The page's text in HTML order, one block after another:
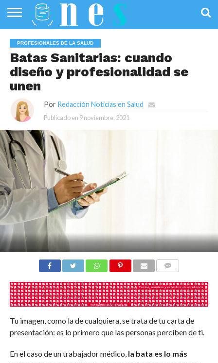
PÚBLICA
SANIDAD
INVESTIGACIÓN
ENTREVISTAS
PROFESIONALES
DE LA SALUD
INFOGRAFÍAS
DE SALUD
OPINIÓN
PROFESIONALES DE LA SALUD
Batas Sanitarias: cuando
diseño y profesionalidad se
unen
Por Redacción Noticias en Salud
Publicado en 9 noviembre, 2021
Tu imagen, como la de cualquiera, se trata de tu carta de
presentación: es lo primero que las personas perciben de ti.
En el caso de un trabajador médico, la bata es lo más